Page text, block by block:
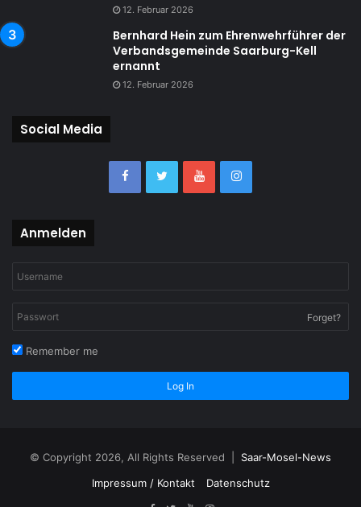
12. Februar 2026
Bernhard Hein zum Ehrenwehrführer der
Verbandsgemeinde Saarburg-Kell
ernannt
12. Februar 2026
Social Media
Anmelden
Forget?
Remember me
Log In
© Copyright 2026, All Rights Reserved | Saar-Mosel-News
Impressum / Kontakt
Datenschutz